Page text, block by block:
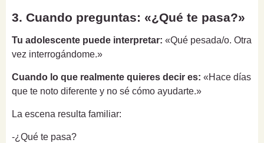
3. Cuando preguntas: «¿Qué te pasa?»
Tu adolescente puede interpretar: «Qué pesada/o. Otra
vez interrogándome.»
Cuando lo que realmente quieres decir es: «Hace días
que te noto diferente y no sé cómo ayudarte.»
La escena resulta familiar:
-¿Qué te pasa?